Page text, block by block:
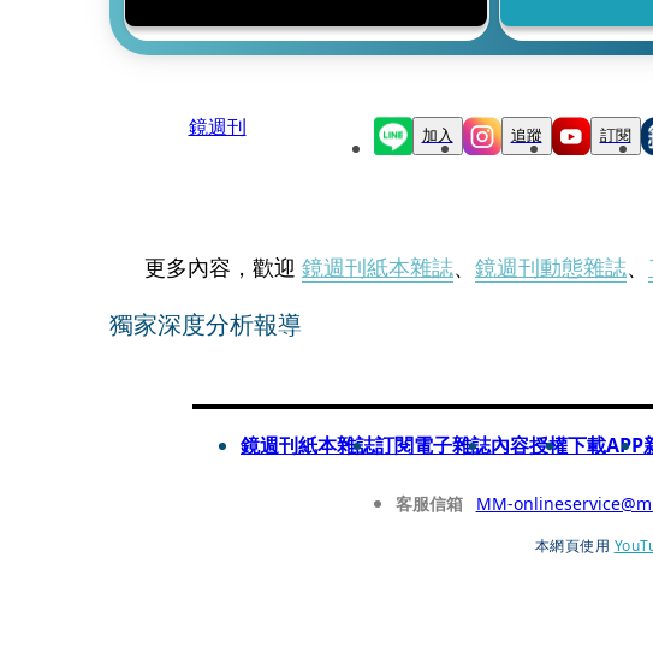
鏡週刊 加入 追蹤 訂閱
更多內容，歡迎 鏡週刊紙本雜誌、 鏡週刊動態雜誌、
獨家深度分析報導
鏡週刊紙本雜誌訂閱電子雜誌內容授權下載APP
客服信箱 MM-
本網頁使用